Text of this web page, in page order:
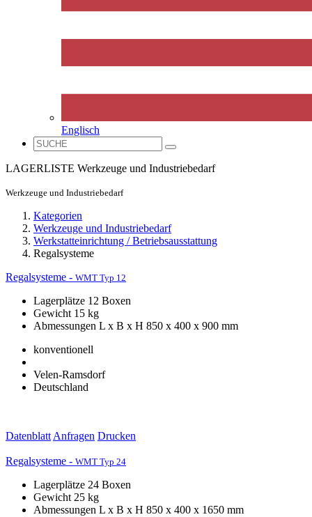
Englisch
LAGERLISTE Werkzeuge und Industriebedarf
Werkzeuge und Industriebedarf
Kategorien
Werkzeuge und Industriebedarf
Werkstatteinrichtung / Betriebsausstattung
Regalsysteme
Regalsysteme - WMT Typ 12
Lagerplätze 12 Boxen
Gewicht 15 kg
Abmessungen L x B x H 850 x 400 x 900 mm
konventionell
Velen-Ramsdorf
Deutschland
Datenblatt Anfragen Drucken
Regalsysteme - WMT Typ 24
Lagerplätze 24 Boxen
Gewicht 25 kg
Abmessungen L x B x H 850 x 400 x 1650 mm